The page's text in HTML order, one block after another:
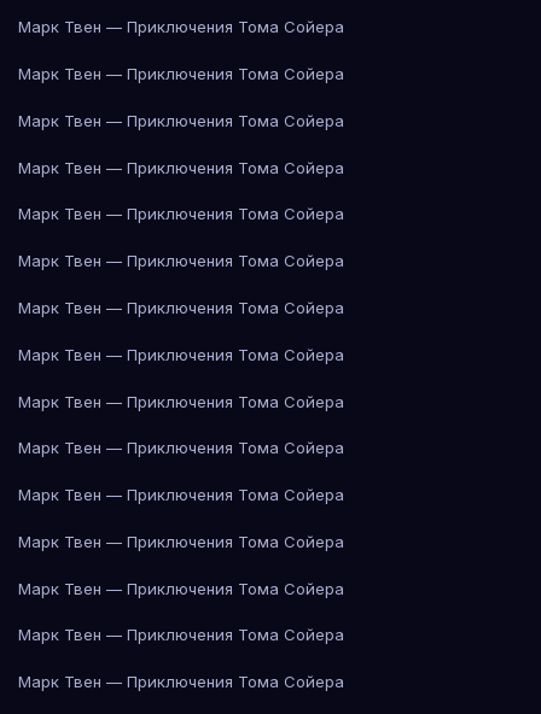
Марк Твен — Приключения Тома Сойера
Марк Твен — Приключения Тома Сойера
Марк Твен — Приключения Тома Сойера
Марк Твен — Приключения Тома Сойера
Марк Твен — Приключения Тома Сойера
Марк Твен — Приключения Тома Сойера
Марк Твен — Приключения Тома Сойера
Марк Твен — Приключения Тома Сойера
Марк Твен — Приключения Тома Сойера
Марк Твен — Приключения Тома Сойера
Марк Твен — Приключения Тома Сойера
Марк Твен — Приключения Тома Сойера
Марк Твен — Приключения Тома Сойера
Марк Твен — Приключения Тома Сойера
Марк Твен — Приключения Тома Сойера